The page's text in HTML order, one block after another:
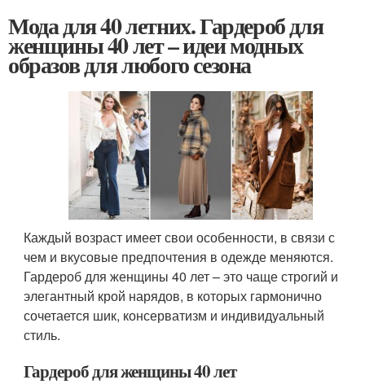
Мода для 40 летних. Гардероб для
женщины 40 лет – идеи модных
образов для любого сезона
Каждый возраст имеет свои особенности, в связи с
чем и вкусовые предпочтения в одежде меняются.
Гардероб для женщины 40 лет – это чаще строгий и
элегантный крой нарядов, в которых гармонично
сочетается шик, консерватизм и индивидуальный
стиль.
Гардероб для женщины 40 лет